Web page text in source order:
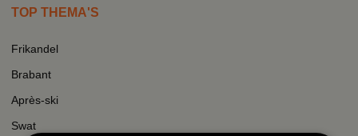
TOP THEMA'S
Frikandel
Brabant
Après-ski
Swat